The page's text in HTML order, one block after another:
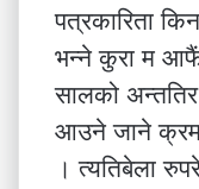
पत्रकारिता
भन्ने कुरा म
सालको
आउने जाने
। त्यतिबेला